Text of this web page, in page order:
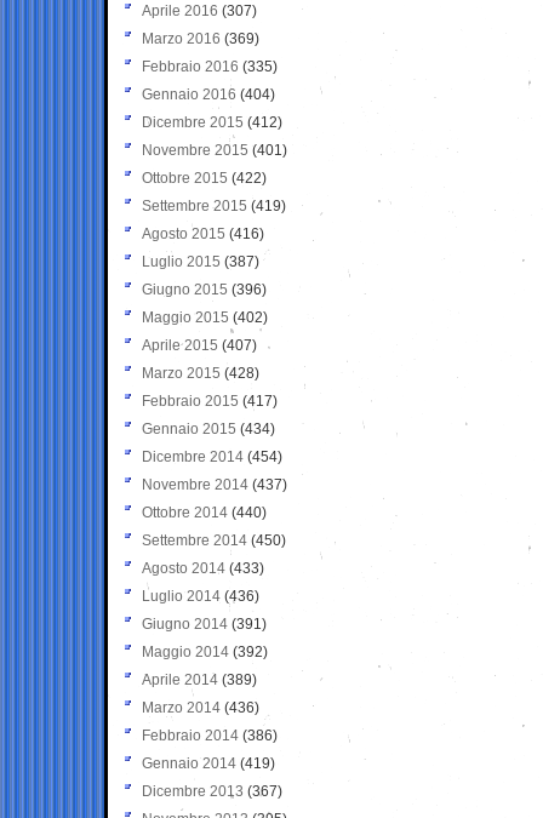
Aprile 2016 (307)
Marzo 2016 (369)
Febbraio 2016 (335)
Gennaio 2016 (404)
Dicembre 2015 (412)
Novembre 2015 (401)
Ottobre 2015 (422)
Settembre 2015 (419)
Agosto 2015 (416)
Luglio 2015 (387)
Giugno 2015 (396)
Maggio 2015 (402)
Aprile 2015 (407)
Marzo 2015 (428)
Febbraio 2015 (417)
Gennaio 2015 (434)
Dicembre 2014 (454)
Novembre 2014 (437)
Ottobre 2014 (440)
Settembre 2014 (450)
Agosto 2014 (433)
Luglio 2014 (436)
Giugno 2014 (391)
Maggio 2014 (392)
Aprile 2014 (389)
Marzo 2014 (436)
Febbraio 2014 (386)
Gennaio 2014 (419)
Dicembre 2013 (367)